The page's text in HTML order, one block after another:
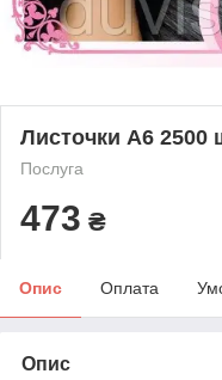
Листочки А6 2500
Послуга
473 ₴
Опис Оплата
Опис